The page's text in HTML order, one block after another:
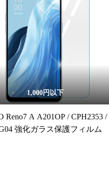
1,000円以下
Reno7 A A201OP / CPH2353 /
強化ガラス保護フィルム